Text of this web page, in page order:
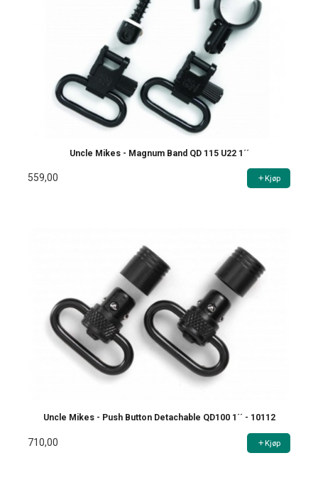
Uncle Mikes - Magnum Band QD 115 U22 1´´
559,00 Kjøp
Uncle Mikes - Push Button Detachable QD100 1´´ - 10112
710,00 Kjøp